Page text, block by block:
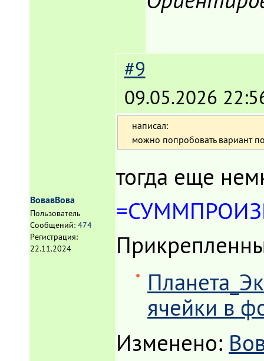
ВовавВова
Пользователь
Сообщений: 474
Регистрация:
22.11.2024
#9
09.05.2026
написал:
можно попробовать вариант
тогда еще
ячейки в
Изменено: